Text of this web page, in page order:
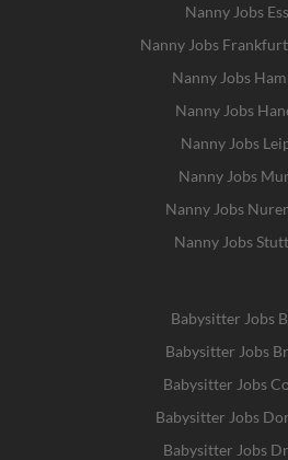
Nanny Jobs
Nanny Jobs
Nanny Jobs
Nanny Jobs
Nanny Jobs
Nanny Jobs
Nanny Jobs
Nanny Jobs
Babysitter Jobs
Babysitter Jobs
Babysitter Jobs
Babysitter Jobs
Babysitter Jobs